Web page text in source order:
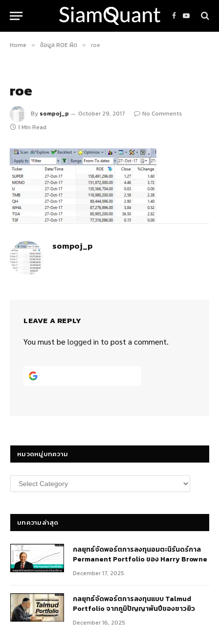
Facebook
YouTube
Home » ข้อมูล ROE ผิด » roe
roe
By sompoj_p October 29, 2017
No Comments
1 Min Read
sompoj_p
LEAVE A REPLY
You must be logged in to post a comment.
หมวดหมู่บทความ
หมวด
หมู่
บทความล่าสุด
กลยุทธ์​จัดพอร์ตการลงทุนอมตะนิรันดร์กาล
Permanent Portfolio ของ Harry Browne
December 17, 2025
กลยุทธ์จัดพอร์ตการลงทุนแบบ Talmud
Portfolio จากภูมิปัญญาพันปีของชาวยิว
December 16, 2025